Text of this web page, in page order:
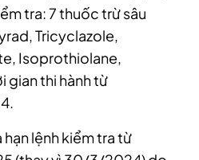
tra: 7 thuốc trừ sâu
Tricyclazole,
Isoprothiolane,
gian thi hành từ
hạn lệnh kiểm tra từ